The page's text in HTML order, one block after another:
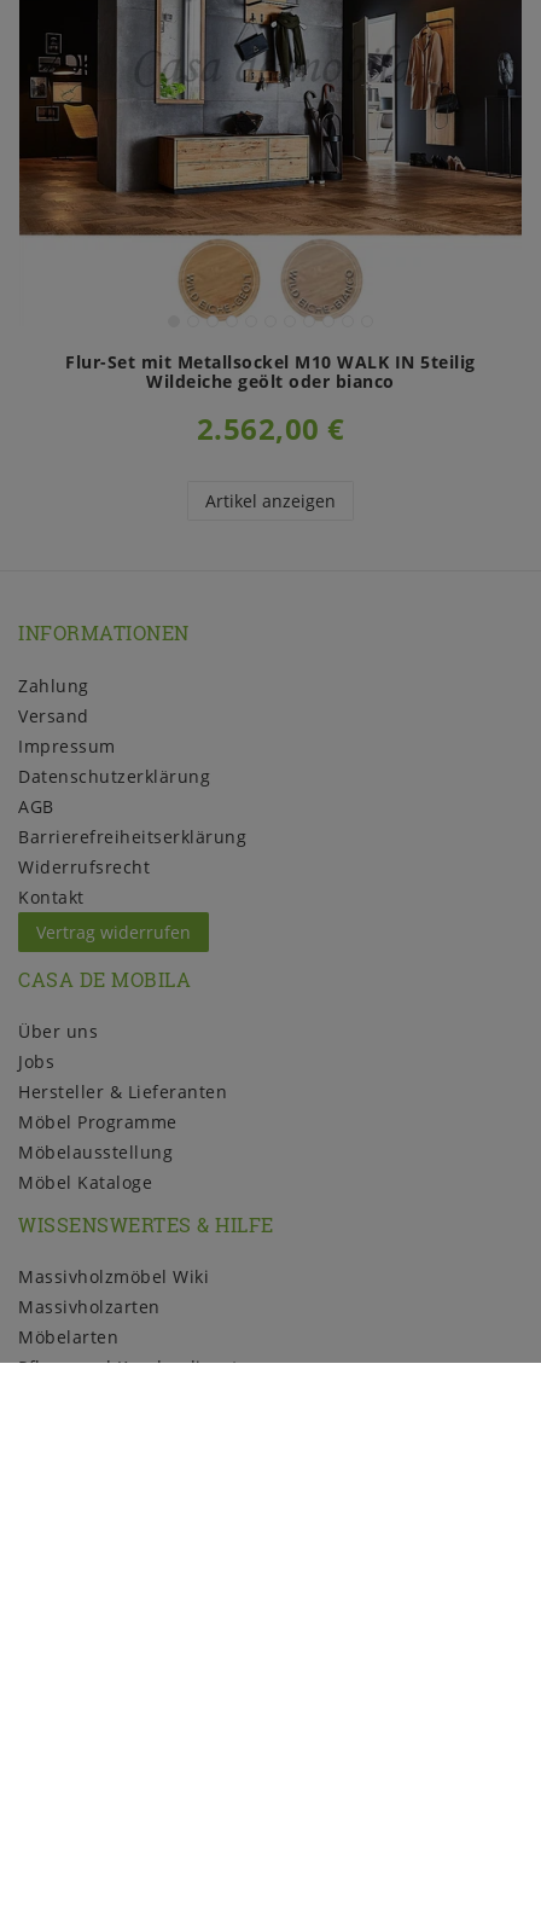
Flur-Set mit Metallsockel M10 WALK IN 5teilig
Wildeiche geölt oder bianco
2.562,00 €
Artikel anzeigen
INFORMATIONEN
Zahlung
Versand
Impressum
Daten­schutz­erklärung
AGB
Barrierefreiheitserklärung
Widerrufs­recht
Kontakt
Vertrag widerrufen
CASA DE MOBILA
Über uns
Jobs
Hersteller & Lieferanten
Möbel Programme
Möbelausstellung
Möbel Kataloge
WISSENSWERTES & HILFE
Massivholzmöbel Wiki
Massivholzarten
Möbelarten
Pflege und Kundendienst